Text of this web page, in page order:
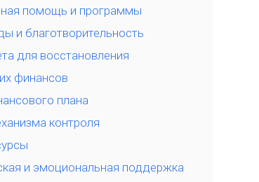
помощь и программы
и благотворительность
для восстановления
финансов
плана
контроля
и эмоциональная поддержка